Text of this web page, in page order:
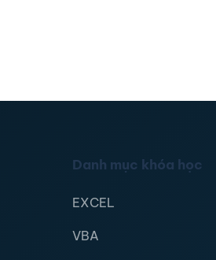
Danh mục khóa học
EXCEL
VBA